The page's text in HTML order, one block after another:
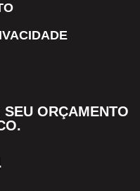
ORÇAMENTO